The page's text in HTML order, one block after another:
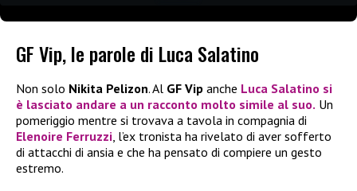
GF Vip, le parole di Luca Salatino
Non solo Nikita Pelizon. Al GF Vip anche Luca Salatino si
è lasciato andare a un racconto molto simile al suo. Un
pomeriggio mentre si trovava a tavola in compagnia di
Elenoire Ferruzzi, l’ex tronista ha rivelato di aver sofferto
di attacchi di ansia e che ha pensato di compiere un gesto
estremo.